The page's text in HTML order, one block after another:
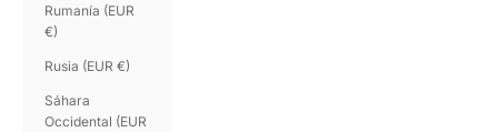
Rumanía (EUR
€)
Rusia (EUR €)
Sáhara
Occidental (EUR